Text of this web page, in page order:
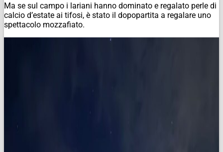
Ma se sul campo i lariani hanno dominato e regalato perle di
calcio d’estate ai tifosi, è stato il dopopartita a regalare uno
spettacolo mozzafiato.